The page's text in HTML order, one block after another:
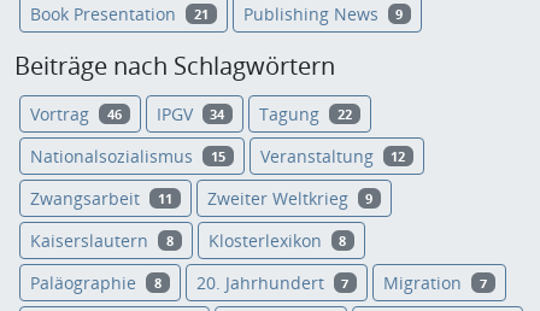
Book Presentation 21 Publishing News 9
Beiträge nach Schlagwörtern
Vortrag 46 IPGV 34 Tagung 22
Nationalsozialismus 15 Veranstaltung 12
Zwangsarbeit 11 Zweiter Weltkrieg 9
Kaiserslautern 8 Klosterlexikon 8
Paläographie 8 20. Jahrhundert 7 Migration 7